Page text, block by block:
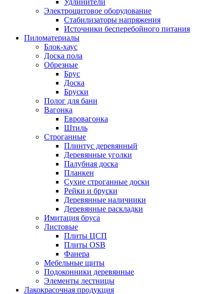
Удлинители
Электрощитовое оборудование
Стабилизаторы напряжения
Источники бесперебойного питания
Пиломатериалы
Блок-хаус
Доска пола
Обрезные
Брус
Доска
Бруски
Полог для бани
Вагонка
Евровагонка
Штиль
Строганные
Плинтус деревянный
Деревянные уголки
Палубная доска
Планкен
Сухие строганные доски
Рейки и бруски
Деревянные наличники
Деревянные раскладки
Имитация бруса
Листовые
Плиты ЦСП
Плиты OSB
Фанера
Мебельные щиты
Подоконники деревянные
Элементы лестницы
Лакокрасочная продукция